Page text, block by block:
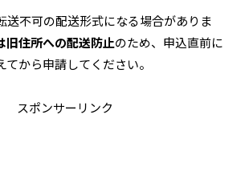
送不可の配送形式になる場合がありま
旧住所への配送防止のため、申込直前に
から申請してください。
スポンサーリンク